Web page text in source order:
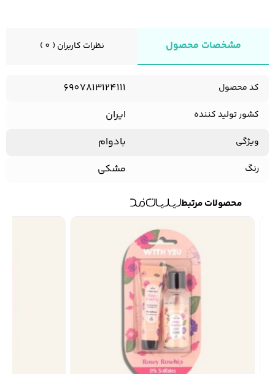
مشخصات محصول نظرات کاربران ( 0 )
کد محصول 6907813124111
کشور تولید کننده ایران
ویژگی بادوام
رنگ مشکی
محصولات مرتبط